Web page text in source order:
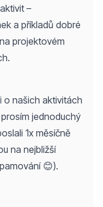
–
a příkladů dobré
projektovém
o našich aktivitách
jednoduchý
1x měsíčně
na nejbližší
😊).